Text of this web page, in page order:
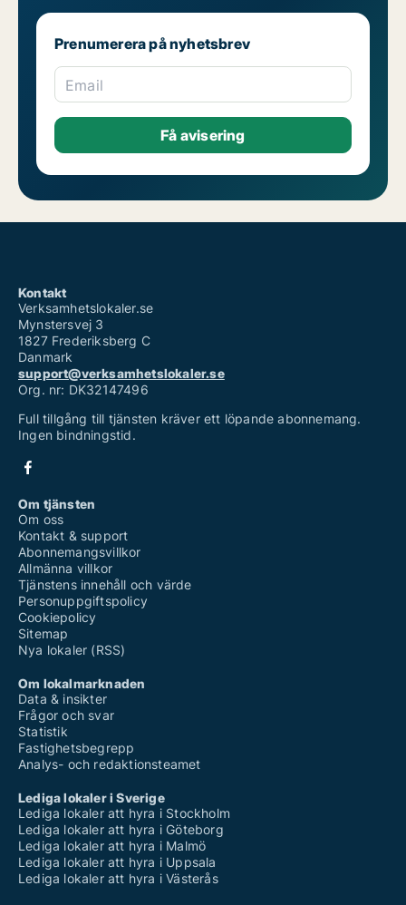
Prenumerera på nyhetsbrev
Email
Kontakt
Verksamhetslokaler.se
Mynstersvej 3
1827 Frederiksberg C
Danmark
support@verksamhetslokaler.se
Org. nr: DK32147496
Full tillgång till tjänsten kräver ett löpande abonnemang.
Ingen bindningstid.
Om tjänsten
Om oss
Kontakt & support
Abonnemangsvillkor
Allmänna villkor
Tjänstens innehåll och värde
Personuppgiftspolicy
Cookiepolicy
Sitemap
Nya lokaler (RSS)
Om lokalmarknaden
Data & insikter
Frågor och svar
Statistik
Fastighetsbegrepp
Analys- och redaktionsteamet
Lediga lokaler i Sverige
Lediga lokaler att hyra i Stockholm
Lediga lokaler att hyra i Göteborg
Lediga lokaler att hyra i Malmö
Lediga lokaler att hyra i Uppsala
Lediga lokaler att hyra i Västerås